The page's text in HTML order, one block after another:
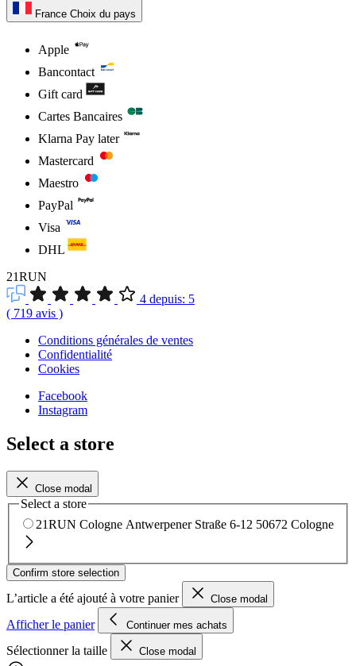
France Choix du pays
Apple
Bancontact
Gift card
Cartes Bancaires
Klarna Pay later
Mastercard
Maestro
PayPal
Visa
DHL
21RUN
4 depuis: 5
( 719 avis )
Conditions générales de ventes
Confidentialité
Cookies
Facebook
Instagram
Select a store
Close modal
Select a store
21RUN Cologne Antwerpener Straße 6-12 50672 Cologne
Confirm store selection
L’article a été ajouté à votre panier Close modal
Afficher le panier Continuer mes achats
Sélectionner la taille Close modal